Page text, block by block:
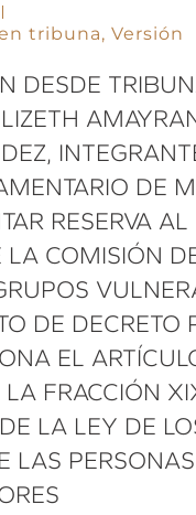
tribuna,Versión
DESDE
DE
RESERVA AL
LA COMISIÓN
DE DECRETO
EL
FRACCIÓN
LA LEY DE
LAS PERSONAS